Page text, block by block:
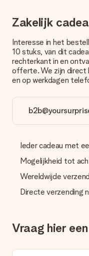
overboeking wel
cadeau.
Cadeau
Wat als het cadeau
We vinden het erg
geleverd. Je kunt
passende oplossing.
Wordt de factuur met
deze ook altijd
gerust het cadeau
het echt een verrassing!
Zakelijk
Interesse in het
10 stuks, van dit
rechterkant in en
offerte. We zijn direct
en op werkdagen
Ieder cadeau met
Mogelijkheid tot
Wereldwijde
Directe verzending
Vraag hier